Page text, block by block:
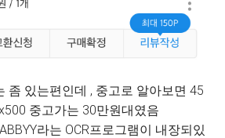
좀 있는편인데 , 중고로 알아보면 45
중고가는 30만원대였음
라는 OCR프로그램이 내장되있